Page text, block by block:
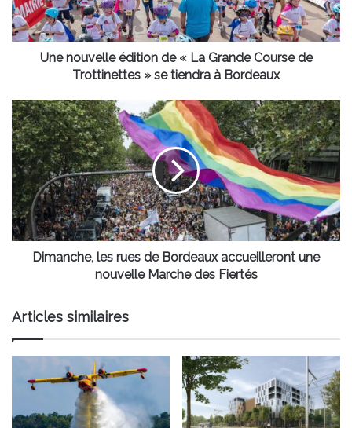
Grande
Course
de
Trottinettes
tiendra
à
Bordeaux
Une nouvelle édition de « La Grande Course de
Trottinettes » se tiendra à Bordeaux
Dimanche,
les
rues
de
Bordeaux
accueilleront
une
nouvelle
Marche
Dimanche, les rues de Bordeaux accueilleront une
nouvelle Marche des Fiertés
Articles similaires